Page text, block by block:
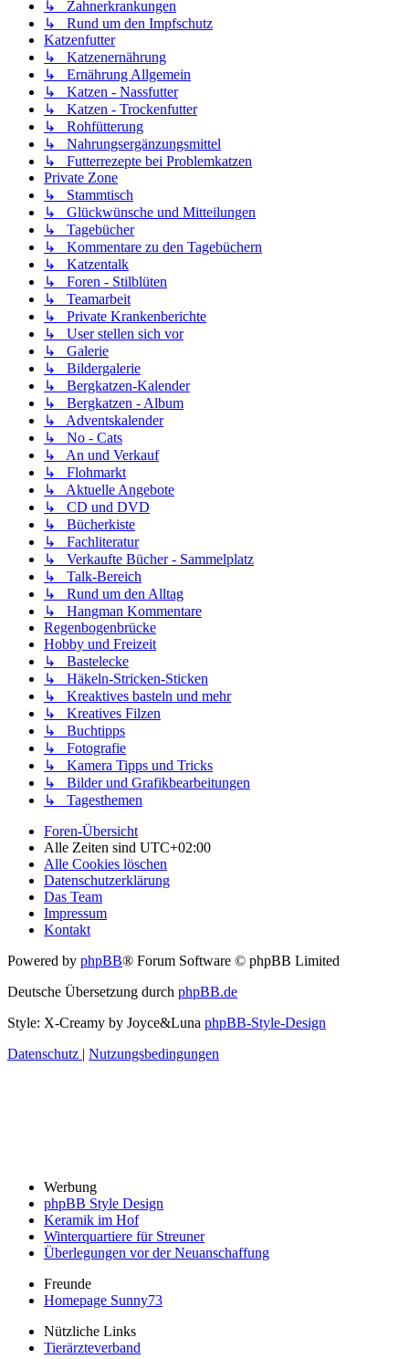
↳ Zahnerkrankungen
↳ Rund um den Impfschutz
Katzenfutter
↳ Katzenernährung
↳ Ernährung Allgemein
↳ Katzen - Nassfutter
↳ Katzen - Trockenfutter
↳ Rohfütterung
↳ Nahrungsergänzungsmittel
↳ Futterrezepte bei Problemkatzen
Private Zone
↳ Stammtisch
↳ Glückwünsche und Mitteilungen
↳ Tagebücher
↳ Kommentare zu den Tagebüchern
↳ Katzentalk
↳ Foren - Stilblüten
↳ Teamarbeit
↳ Private Krankenberichte
↳ User stellen sich vor
↳ Galerie
↳ Bildergalerie
↳ Bergkatzen-Kalender
↳ Bergkatzen - Album
↳ Adventskalender
↳ No - Cats
↳ An und Verkauf
↳ Flohmarkt
↳ Aktuelle Angebote
↳ CD und DVD
↳ Bücherkiste
↳ Fachliteratur
↳ Verkaufte Bücher - Sammelplatz
↳ Talk-Bereich
↳ Rund um den Alltag
↳ Hangman Kommentare
Regenbogenbrücke
Hobby und Freizeit
↳ Bastelecke
↳ Häkeln-Stricken-Sticken
↳ Kreaktives basteln und mehr
↳ Kreatives Filzen
↳ Buchtipps
↳ Fotografie
↳ Kamera Tipps und Tricks
↳ Bilder und Grafikbearbeitungen
↳ Tagesthemen
Foren-Übersicht
Alle Zeiten sind UTC+02:00
Alle Cookies löschen
Datenschutzerklärung
Das Team
Impressum
Kontakt
Powered by phpBB® Forum Software © phpBB Limited
Deutsche Übersetzung durch phpBB.de
Style: X-Creamy by Joyce&Luna phpBB-Style-Design
Datenschutz | Nutzungsbedingungen
Werbung
phpBB Style Design
Keramik im Hof
Winterquartiere für Streuner
Überlegungen vor der Neuanschaffung
Freunde
Homepage Sunny73
Nützliche Links
Tierärzteverband